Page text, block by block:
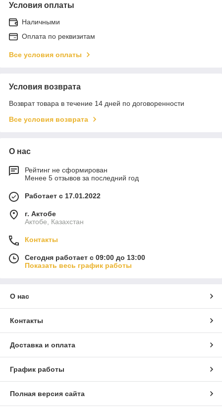
Условия оплаты
Наличными
Оплата по реквизитам
Все условия оплаты
Условия возврата
Возврат товара в течение 14 дней по договоренности
Все условия возврата
О нас
Рейтинг не сформирован
Менее 5 отзывов за последний год
Работает с 17.01.2022
г. Актобе
Актобе, Казахстан
Контакты
Сегодня работает с 09:00 до 13:00
Показать весь график работы
О нас
Контакты
Доставка и оплата
График работы
Полная версия сайта